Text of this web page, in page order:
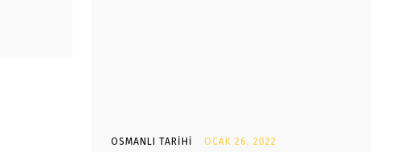
OSMANLI TARIHI OCAK 26, 2022